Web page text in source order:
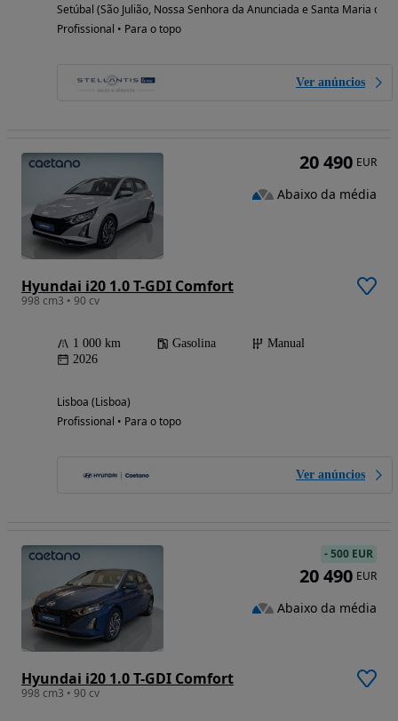
Setúbal (São Julião, Nossa Senhora da Anunciada e Santa Maria da
Profissional • Para o topo
Ver anúncios
Hyundai i20 1.0 T-GDI Comfort
998 cm3 • 90 cv
1 000 km Gasolina
Manual
2026
Lisboa (Lisboa)
Profissional • Para o topo
Ver anúncios
20 490 EUR
Abaixo da média
Hyundai i20 1.0 T-GDI Comfort
998 cm3 • 90 cv
-500 EUR
20 490 EUR
Abaixo da média